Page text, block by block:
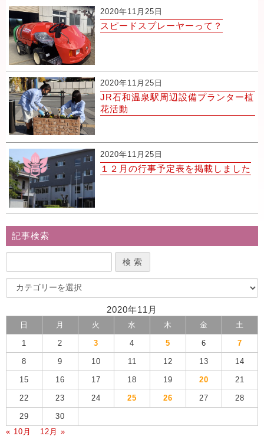
2020年11月25日
スピードスプレーヤーって？
2020年11月25日
JR石和温泉駅周辺設備プランター植
花活動
2020年11月25日
１２月の行事予定表を掲載しました
記事検索
2020年11月
日 月 火 水 木 金 土
1 2 3 4 5 6 7
8 9 10 11 12 13 14
15 16 17 18 19 20 21
22 23 24 25 26 27 28
29
30
« 10月
12月 »